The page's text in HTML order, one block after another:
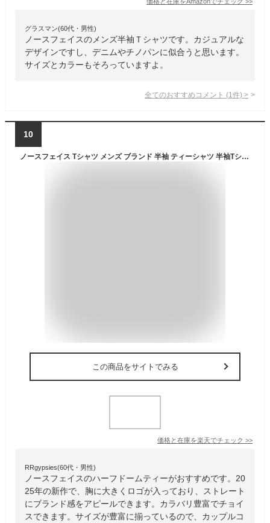
グラスマン(60代・男性)
ノースフェイスのメンズ半袖Ｔシャツです。カジュアルな
デザインですし、デニムやチノパンに似合うと思います。
サイズとカラーもそろっていますよ。
全てのおすすめコメント (1 件) >
10
ノースフェイス Tシャツ メンズ ブランド 半袖 ティーシャツ 半袖Tシャツ THE NORTH FACE Half Dome Tee 2026 春 夏 ノースフェイスTシャツ アウトドアブランド レディース 大きいサイズ 黒 白 グレー カーキ ベージュ ネイビー S M L XL LL 2L 3L 4L 5L XXL 2XL 3XL 親子
この商品をサイトでみる
価格と在庫を楽天でチェック >>
RRgypsies(60代・男性)
ノースフェイスのハーフドームティーがおすすめです。20
25年の新作で、胸に大きくロゴが入っており、ストレート
にブランド感をアピールできます。カラバリ豊富でチョイ
スできます。サイズが豊富に揃っているので、カップルコ